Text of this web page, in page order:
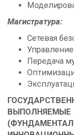
Магистратура:
Сетевая
Передача